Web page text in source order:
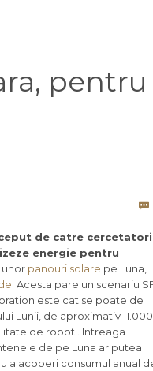

de catre
energie pentru
panouri solare pe Luna,
. Acesta pare un scenariu
este cat se poate de
Lunii, de aproximativ 11.000
de roboti. Intreaga
de pe Luna ar putea
a acoperi consumul anual